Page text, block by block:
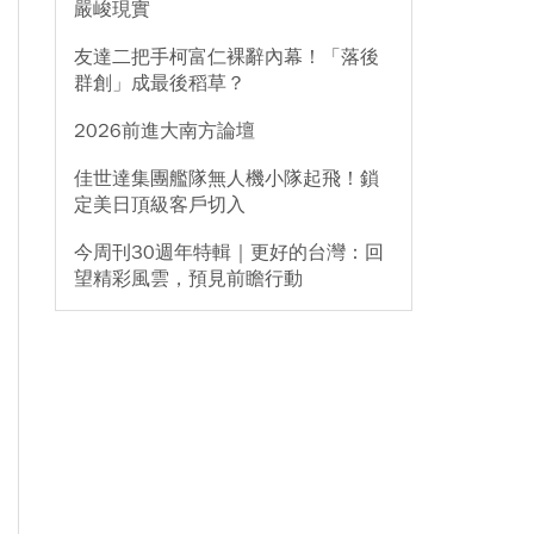
嚴峻現實
友達二把手柯富仁裸辭內幕！「落後
群創」成最後稻草？
2026前進大南方論壇
佳世達集團艦隊無人機小隊起飛！鎖
定美日頂級客戶切入
今周刊30週年特輯｜更好的台灣：回
望精彩風雲，預見前瞻行動